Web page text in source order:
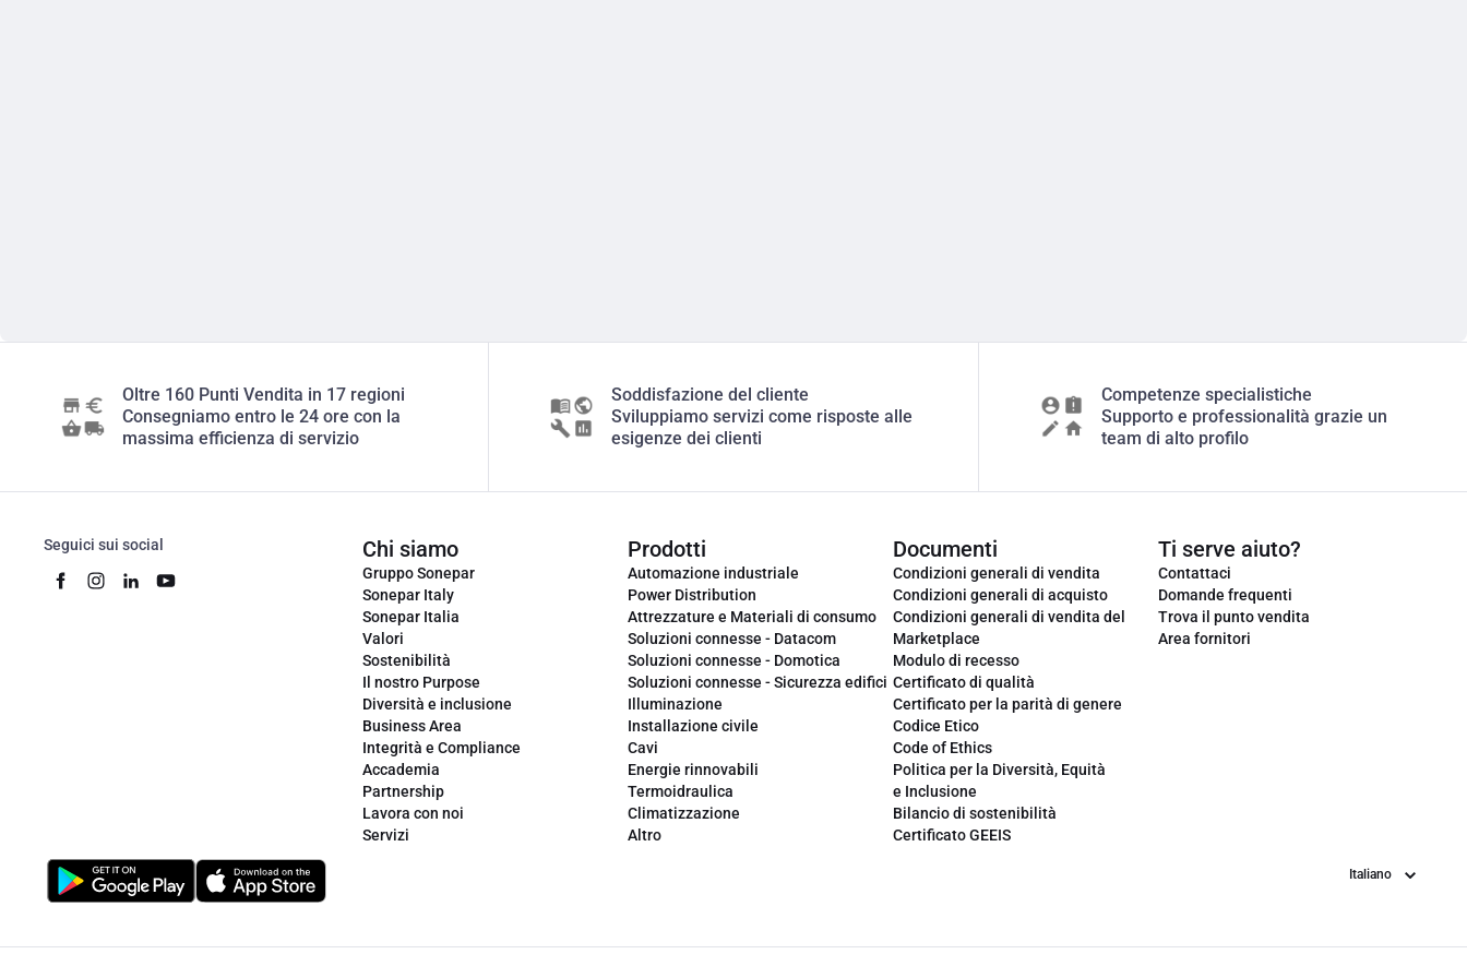
Oltre 160 Punti Vendita in 17 regioni
Consegniamo entro le 24 ore con la
massima efficienza di servizio
Soddisfazione del cliente
Sviluppiamo servizi come risposte alle
esigenze dei clienti
Competenze specialistiche
Supporto e professionalità grazie un
team di alto profilo
Seguici sui social Chi siamo
Gruppo Sonepar
Sonepar Italy
Sonepar Italia
Valori
Sostenibilità
Il nostro Purpose
Diversità e inclusione
Business Area
Integrità e Compliance
Accademia
Partnership
Lavora con noi
Servizi
Prodotti
Automazione industriale
Power Distribution
Attrezzature e Materiali di consumo
Soluzioni connesse - Datacom
Soluzioni connesse - Domotica
Soluzioni connesse - Sicurezza edifici
Illuminazione
Installazione civile
Cavi
Energie rinnovabili
Termoidraulica
Climatizzazione
Altro
Documenti
Condizioni generali di vendita
Condizioni generali di acquisto
Condizioni generali di vendita del
Marketplace
Modulo di recesso
Certificato di qualità
Certificato per la parità di genere
Codice Etico
Code of Ethics
Politica per la Diversità, Equità
e Inclusione
Bilancio di sostenibilità
Certificato GEEIS
Ti serve aiuto?
Contattaci
Domande frequenti
Trova il punto vendita
Area fornitori
Lingua